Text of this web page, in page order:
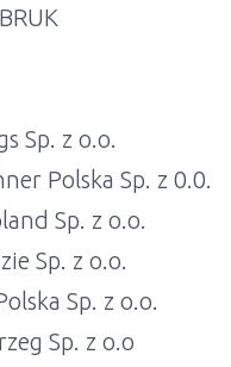
Sp. z o.o.
Polska Sp. z 0.0.
Sp. z o.o.
Sp. z o.o.
Sp. z o.o.
Sp. z o.o